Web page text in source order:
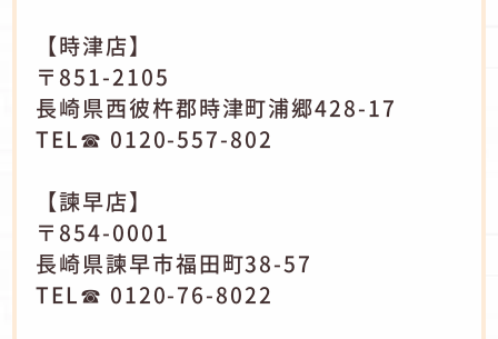
【時津店】
〒851-2105
長崎県西彼杵郡時津町浦郷428-17
TEL☎ 0120-557-802
【諫早店】
〒854-0001
長崎県諫早市福田町38-57
TEL☎ 0120-76-8022